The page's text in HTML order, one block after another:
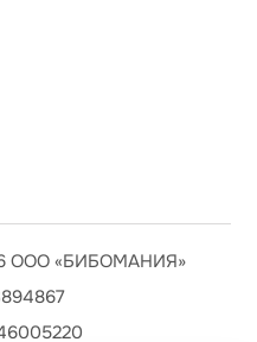
ООО «БИБОМАНИЯ»